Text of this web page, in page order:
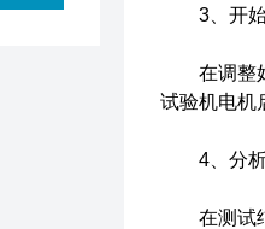
3、开始
在调整好
试验机电机
4、分析
在测试结